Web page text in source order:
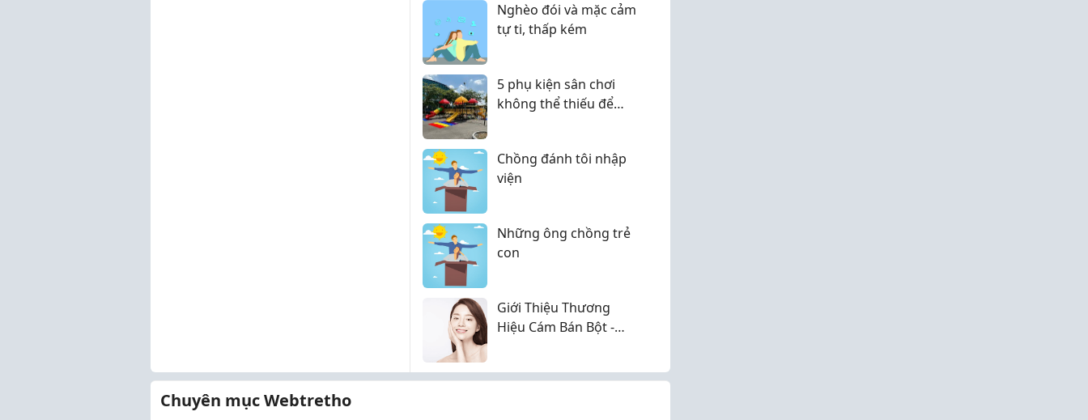
Nhà
Nghèo đói và mặc cảm
tự ti, thấp kém
5 phụ kiện sân chơi
không thể thiếu để
Chồng đánh tôi nhập
viện
Những ông chồng trẻ
con
Giới Thiệu Thương
Hiệu Cám Bán Bột -
Chuyên mục Webtretho